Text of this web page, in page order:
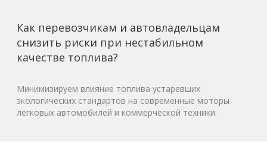
Как перевозчикам и автовладельцам
снизить риски при нестабильном
качестве топлива?
Минимизируем влияние топлива устаревших
экологических стандартов на современные моторы
легковых автомобилей и коммерческой техники.